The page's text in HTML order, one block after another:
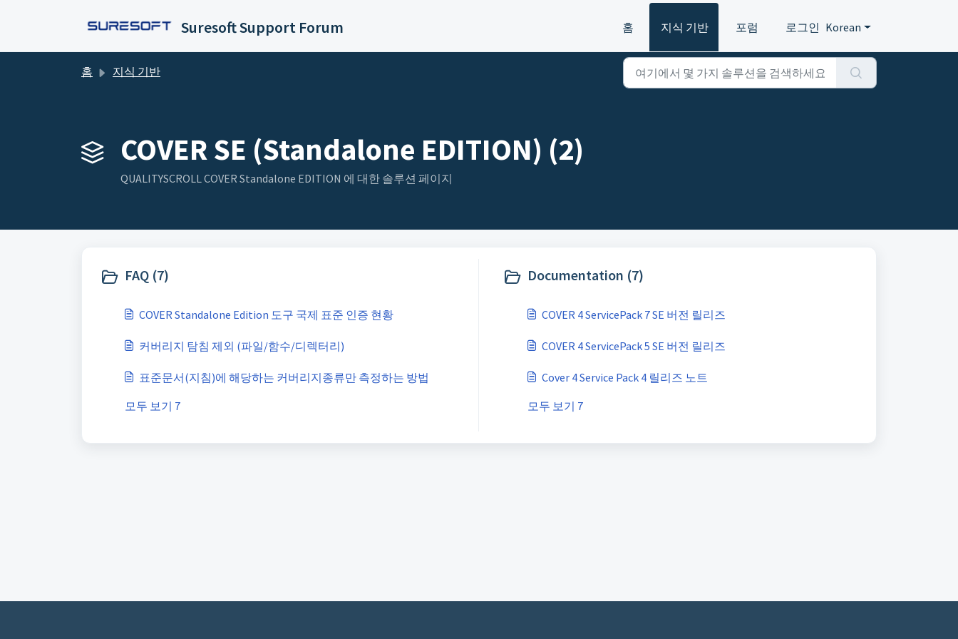
Suresoft Support Forum 홈 지식 기반 포럼 로그인 Korean
홈 지식 기반
COVER SE (Standalone EDITION) (2)
QUALITYSCROLL COVER Standalone EDITION 에 대한 솔루션 페이지
FAQ (7)
COVER Standalone Edition 도구 국제 표준 인증 현황
커버리지 탐침 제외 (파일/함수/디렉터리)
표준문서(지침)에 해당하는 커버리지종류만 측정하는 방법
모두 보기 7
Documentation (7)
COVER 4 ServicePack 7 SE 버전 릴리즈
COVER 4 ServicePack 5 SE 버전 릴리즈
Cover 4 Service Pack 4 릴리즈 노트
모두 보기 7